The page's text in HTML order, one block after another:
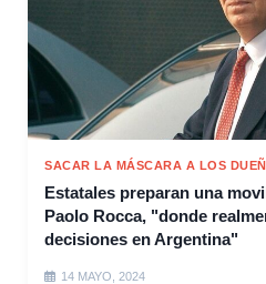
SACAR LA MÁSCARA A LOS
Estatales preparan una
Paolo Rocca, "donde
decisiones en Argentina"
14 MAYO, 2024